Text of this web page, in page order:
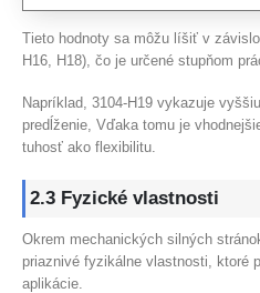
Tieto hodnoty sa môžu líšiť v
H16, H18), čo je určené stupňom
Napríklad, 3104-H19 vykazuje
predĺženie, Vďaka tomu je
tuhosť ako flexibilitu.
2.3 Fyzické vlastnosti
Okrem mechanických silných
priaznivé fyzikálne vlastnosti, ktoré
aplikácie.